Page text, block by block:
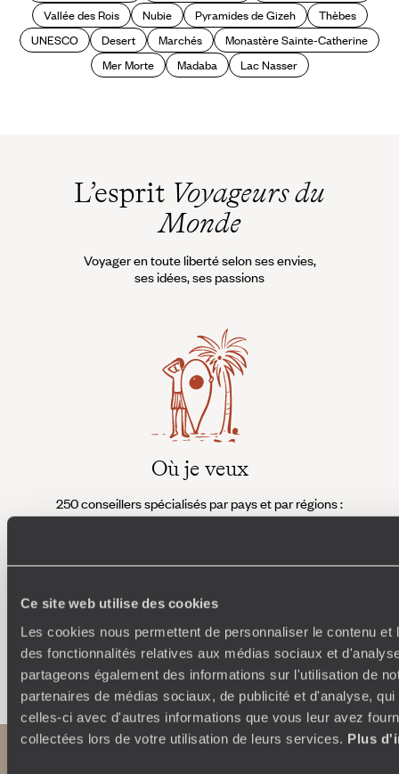
Ce site web utilise des cookies
Les cookies nous permettent de personnaliser le contenu et
des fonctionnalités relatives aux médias sociaux et
partageons également des informations sur l'utilisation de
partenaires de médias sociaux, de publicité et d'analyse,
celles-ci avec d'autres informations que vous leur avez
collectées lors de votre utilisation de leurs services. Plus
Vallée des Rois
Nubie Pyramides de Gizeh
Thèbes
UNESCO
Desert Marchés
Monastère Sainte-Catherine
Mer Morte
Madaba Lac Nasser
L’esprit Voyageurs du
Monde
Voyager en toute liberté selon ses envies,
ses idées, ses passions
Où je veux
250 conseillers spécialisés par pays et par régions :
Amoureux du beau jamais à court d’idées, ils vous
Faites créer votre voyage